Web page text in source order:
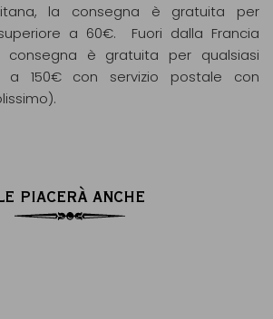
la consegna è gratuita per
a 60€. Fuori dalla Francia
consegna è gratuita per qualsiasi
a 150€ con servizio postale con
PIACERÀ ANCHE